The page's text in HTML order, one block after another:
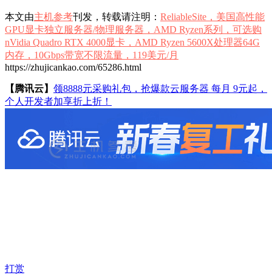
本文由主机参考刊发，转载请注明： ReliableSite，美国高性能
GPU显卡独立服务器/物理服务器，AMD Ryzen系列，可选购
nVidia Quadro RTX 4000显卡，AMD Ryzen 5600X处理器64G
内存，10Gbps带宽不限流量，119美元/月
https://zhujicankao.com/65286.html
【腾讯云】 领8888元采购礼包，抢爆款云服务器 每月 9元起，
个人开发者加享折上折！
打赏